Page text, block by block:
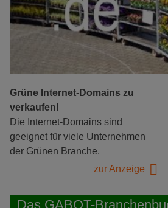
Grüne Internet-Domains zu
verkaufen!
Die Internet-Domains sind
geeignet für viele Unternehmen
der Grünen Branche.
zur Anzeige
Das GABOT-